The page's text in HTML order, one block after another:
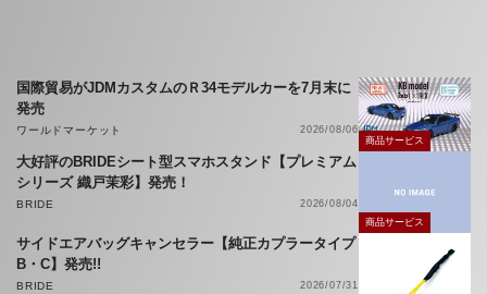
国際貿易がJDMカスタムのＲ34モデルカーを7月末に
発売
ワールドマーケット
2026/08/06
商品サービス
大好評のBRIDEシート型スマホスタンド【プレミアム
シリーズ 織戸茉彩】発売！
BRIDE
2026/08/04
商品サービス
サイドエアバッグキャンセラー【純正カプラータイプ
B・C】発売!!
BRIDE 2026/07/31